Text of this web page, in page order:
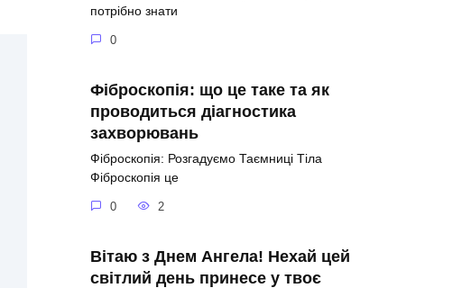
потрібно знати
0
Фіброскопія: що це таке та як
проводиться діагностика
захворювань
Фіброскопія: Розгадуємо Таємниці Тіла
Фіброскопія це
0 2
Вітаю з Днем Ангела! Нехай цей
світлий день принесе у твоє